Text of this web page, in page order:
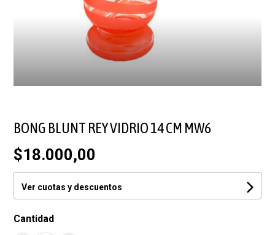
BONG BLUNT REY VIDRIO 14 CM MW6
$18.000,00
Ver cuotas y descuentos
Cantidad